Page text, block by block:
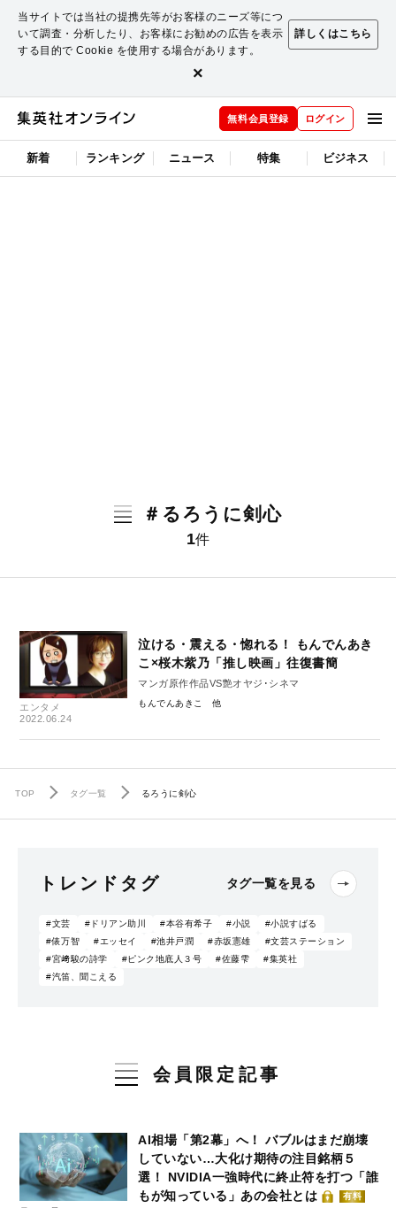
当サイトでは当社の提携先等がお客様のニーズ等につ
いて調査・分析したり、お客様にお勧めの広告を表示
する目的で Cookie を使用する場合があります。
詳しくはこちら
×
無料会員登録 ログイン
新着 ランキング ニュース 特集 ビジネス
＃るろうに剣心
1件
エンタメ
2022.06.24
泣ける・震える・惚れる！ もんでんあき
こ×桜木紫乃「推し映画」往復書簡
マンガ原作作品VS艶オヤジ･シネマ
もんでんあきこ
TOP タグ一覧 るろうに剣心
トレンドタグ タグ一覧を見る
#文芸 #ドリアン助川 #本谷有希子 #小説
#小説すばる
#俵万智
#エッセイ #池井戸潤 #赤坂憲雄
#文芸ステーション
#宮﨑駿の詩学
#ピンク地底人３号 #佐藤雫
#集英社
#汽笛、聞こえる
会員限定記事
AI相場「第2幕」へ！ バブルはまだ崩壊
していない…大化け期待の注目銘柄５
選！ NVIDIA一強時代に終止符を打つ「誰
もが知っている」あの会社とは
有料